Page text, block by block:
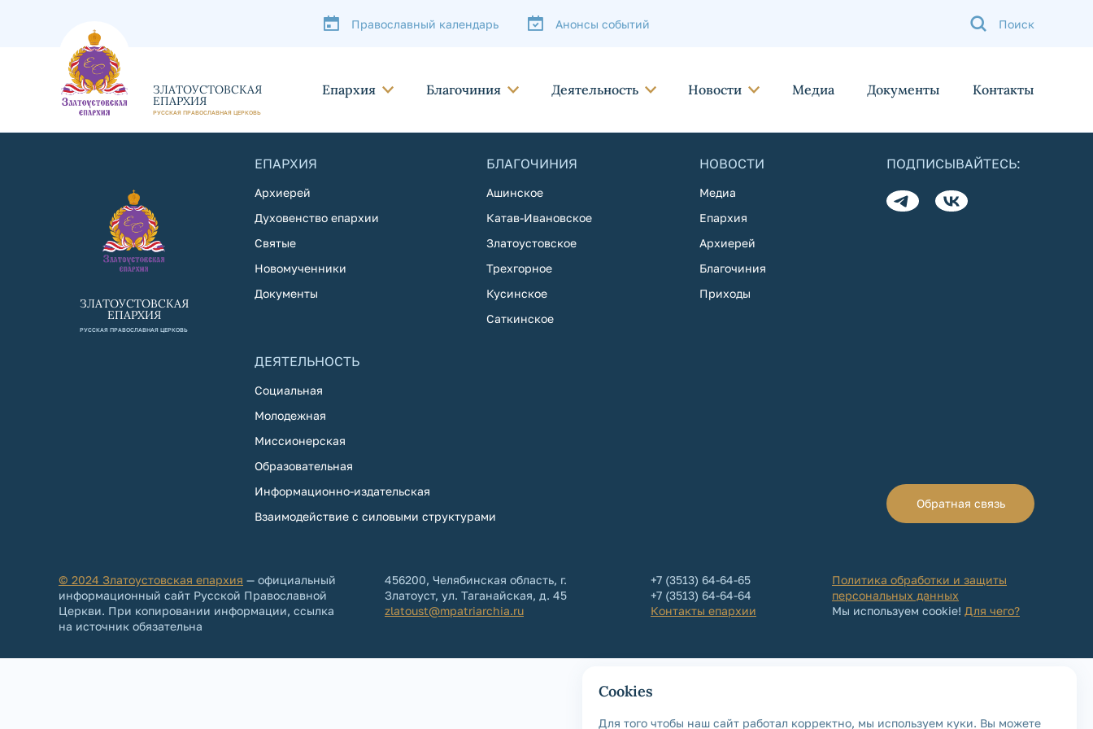
Православный календарь Анонсы событий
ЗЛАТОУСТОВСКАЯ
ЕПАРХИЯ
РУССКАЯ ПРАВОСЛАВНАЯ ЦЕРКОВЬ
Епархия Благочиния Деятельность Новости Медиа Документы Контакты
ЗЛАТОУСТОВСКАЯ
ЕПАРХИЯ
РУССКАЯ ПРАВОСЛАВНАЯ ЦЕРКОВЬ
ЕПАРХИЯ
Архиерей
Духовенство епархии
Святые
Новомученники
Документы
БЛАГОЧИНИЯ
Ашинское
Катав-Ивановское
Златоустовское
Трехгорное
Кусинское
Саткинское
НОВОСТИ
Медиа
Епархия
Архиерей
Благочиния
Приходы
ДЕЯТЕЛЬНОСТЬ
Социальная
Молодежная
Миссионерская
Образовательная
Информационно-издательская
Взаимодействие с силовыми структурами
ПОДПИСЫВАЙТЕСЬ:
Обратная связь
© 2024 Златоустовская епархия — официальный
информационный сайт Русской Православной
Церкви. При копировании информации, ссылка
на источник обязательна
456200, Челябинская область, г.
Златоуст, ул. Таганайская, д. 45
zlatoust@mpatriarchia.ru
+7 (3513) 64-64-65
+7 (3513) 64-64-64
Контакты епархии
Политика обработки и защиты
персональных данных
Мы используем cookie! Для чего?
Cookies
Для того чтобы наш сайт работал корректно, мы используем куки. Вы можете